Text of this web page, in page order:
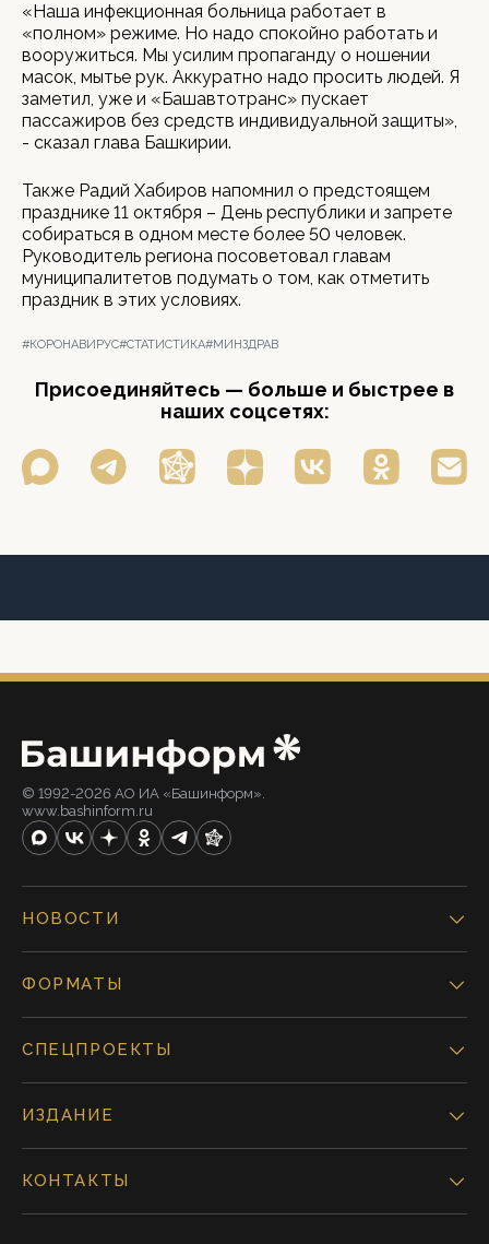
«Наша инфекционная больница работает в
«полном» режиме. Но надо спокойно работать и
вооружиться. Мы усилим пропаганду о ношении
масок, мытье рук. Аккуратно надо просить людей. Я
заметил, уже и «Башавтотранс» пускает
пассажиров без средств индивидуальной защиты»,
- сказал глава Башкирии.
Также Радий Хабиров напомнил о предстоящем
празднике 11 октября – День республики и запрете
собираться в одном месте более 50 человек.
Руководитель региона посоветовал главам
муниципалитетов подумать о том, как отметить
праздник в этих условиях.
#КОРОНАВИРУС#СТАТИСТИКА#МИНЗДРАВ
Присоединяйтесь — больше и быстрее в
наших соцсетях:
© 1992-2026 АО ИА «Башинформ».
www.bashinform.ru
НОВОСТИ
ФОРМАТЫ
СПЕЦПРОЕКТЫ
ИЗДАНИЕ
КОНТАКТЫ